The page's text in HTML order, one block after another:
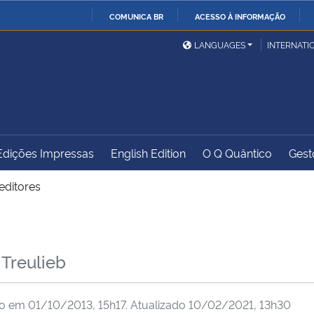
COMUNICA BR ACESSO À INFORMAÇÃO
Ministério da Defesa
Ministério das Relações
Exteriores
Ministério do
Controladoria-Geral da
LANGUAGES
Impressas English Edition O Q Quântico
em 01/10/2013, 15h17. Atualizado 10/02/2021, 13h30